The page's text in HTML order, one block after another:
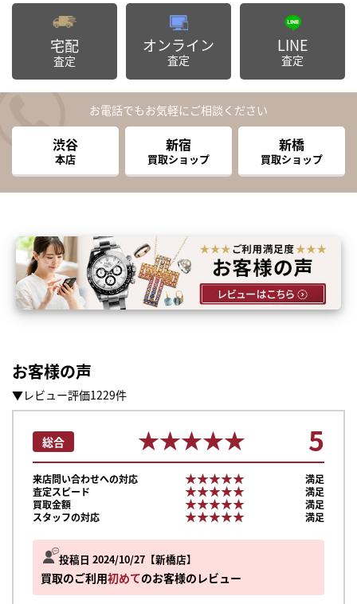
宅配
査定
オンライン
査定
LINE
査定
お電話でもお気軽にご相談ください
渋谷
本店
新宿
買取ショップ
新橋
買取ショップ
お客様の声
▼レビュー評価1229件
投稿日 2024/10/27 新橋店
買取のご利用初めてのお客様のレビュー
総合 ★★★★★
★★★★★ 5
来店問い合わせへの対応 ★★★★★
★★★★★
満足
査定スピード
★★★★★
★★★★★
満足
買取金額
★★★★★
★★★★★
満足
スタッフの対応
★★★★★
★★★★★ 満足